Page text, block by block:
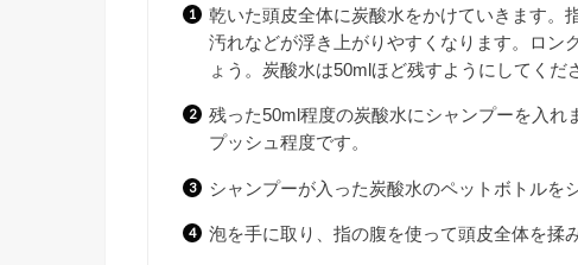
乾いた頭皮全体に炭酸水をかけていきます。
汚れなどが浮き上がりやすくなります。ロン
ょう。炭酸水は50mlほど残すようにしてくだ
残った50ml程度の炭酸水にシャンプーを入
プッシュ程度です。
シャンプーが入った炭酸水のペットボトルを
泡を手に取り、指の腹を使って頭皮全体を揉